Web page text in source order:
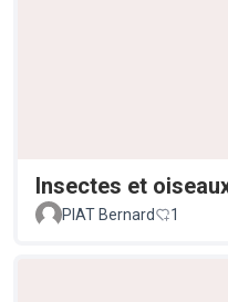
Insectes et
PIAT Bernard
1